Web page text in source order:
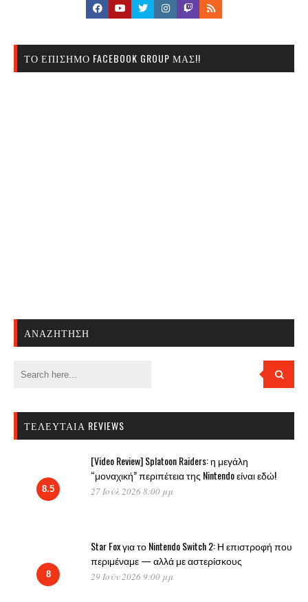
ΤΟ ΕΠΊΣΗΜΟ FACEBOOK GROUP ΜΑΣ!!
ΑΝΑΖΉΤΗΣΗ
ΤΕΛΕΥΤΑΊΑ REVIEWS
8.5
[Video Review] Splatoon Raiders: η μεγάλη
“μοναχική” περιπέτεια της Nintendo είναι εδώ!
27 Ιούλ 2026 8:00 μμ
8
Star Fox για το Nintendo Switch 2: Η επιστροφή που
περιμέναμε — αλλά με αστερίσκους
29 Ιούν 2026 9:00 μμ